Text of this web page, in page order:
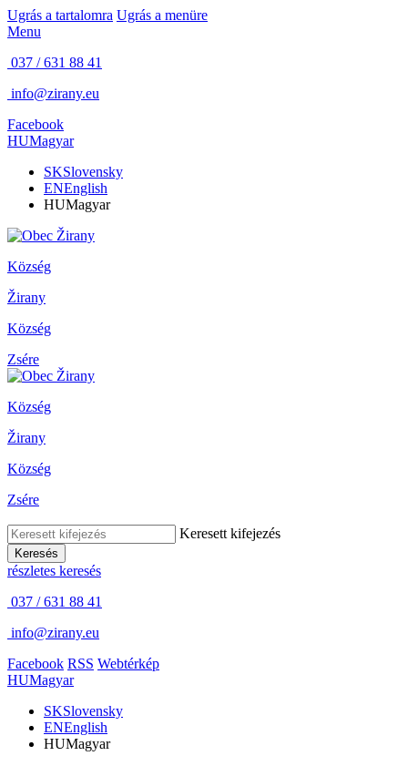
Ugrás a tartalomra Ugrás a menüre
Menu
037 / 631 88 41
info@zirany.eu
Facebook
HUMagyar
SKSlovensky
ENEnglish
HUMagyar
Község
Žirany
Község
Zsére
Község
Žirany
Község
Zsére
Keresett kifejezés
Keresés
részletes keresés
037 / 631 88 41
info@zirany.eu
Facebook RSS Webtérkép
HUMagyar
SKSlovensky
ENEnglish
HUMagyar